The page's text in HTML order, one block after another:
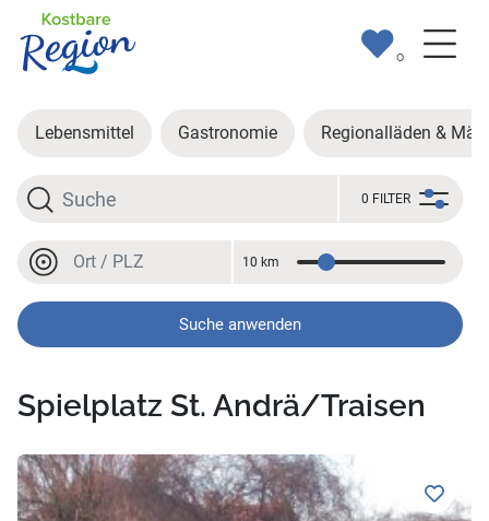
0
Lebensmittel Gastronomie Regionalläden &
Suche
0 FILTER
Ort oder PLZ
Entfernung
10 km
Suche anwenden
Spielplatz St. Andrä/Traisen